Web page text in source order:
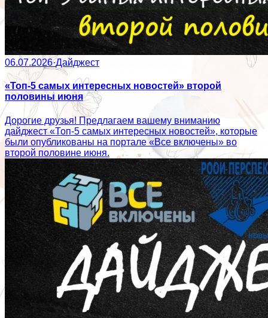
06.07.2026·Дайджест
«Топ-5 самых интересных новостей» второй
половины июня
Дорогие друзья! Предлагаем вашему вниманию
дайджест «Топ-5 самых интересных новостей», которые
были опубликованы на портале «Все включены» во
второй половине июня.